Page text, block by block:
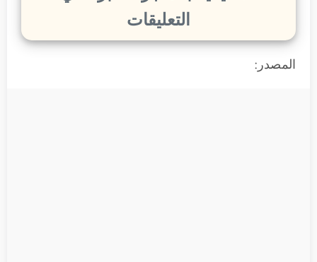
التعليقات
المصدر: